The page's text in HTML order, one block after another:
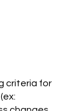
criteria for